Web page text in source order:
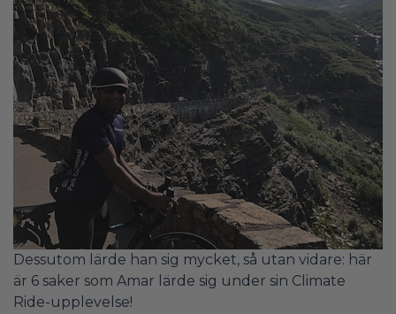
Dessutom lärde han sig mycket, så utan vidare: här
är 6 saker som Amar lärde sig under sin Climate
Ride-upplevelse!